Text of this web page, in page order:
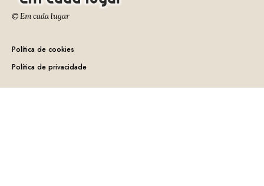
© Em cada lugar
Política de cookies
Política de privacidade